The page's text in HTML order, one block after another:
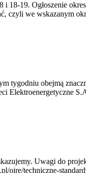
18-19. Ogłoszenie
we wskazanym
obejmą
Uwagi do
oire/techniczne-